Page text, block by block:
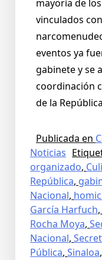
mayoría de
vinculados
eventos ya
gabinete y se
coordinación
de la
Publicada en
Noticias
organizado,
República,
Nacional,
García Harfuch,
Rocha Moya,
Nacional,
Pública, Sinaloa,